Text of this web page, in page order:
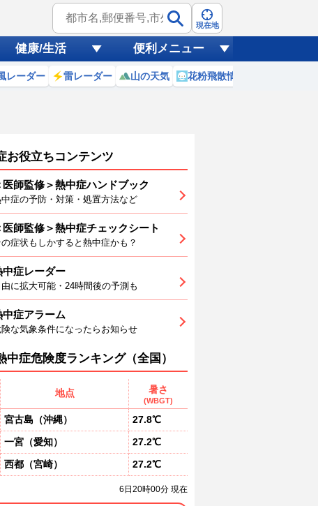
現在地
健康/生活 便利メニュー
レーダー 雷レーダー 山の天気 花粉飛散情報
6
31
77
3
8
29
28
3
10
28
83
お役立ちコンテンツ
医師監修＞熱中症ハンドブック
症の予防・対策・処置方法など
医師監修＞熱中症チェックシート
の症状もしかすると熱中症かも？
中症レーダー
由に拡大可能・24時間後の予測も
中症アラーム
な気象条件になったらお知らせ
中症危険度ランキング（全国）
地点 暑さ
(WBGT)
宮古島 （沖縄）
27.8℃
一宮 （愛知）
27.2℃
西都 （宮崎） 27.2℃
6日20時00分 現在